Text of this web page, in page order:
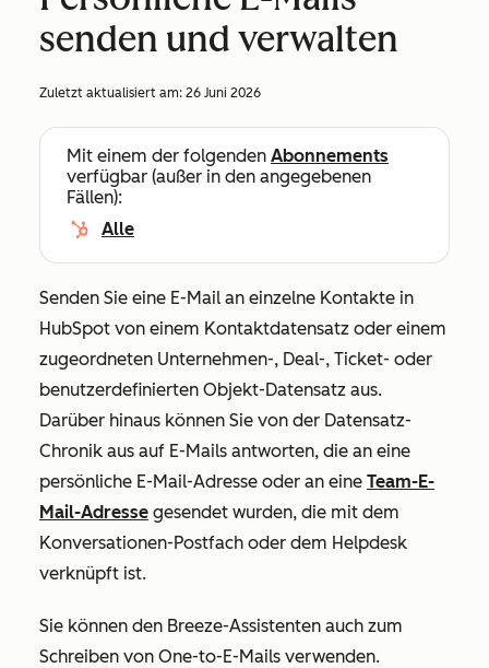
senden und verwalten
Zuletzt aktualisiert am: 26 Juni 2026
Mit einem der folgenden Abonnements
verfügbar (außer in den angegebenen
Fällen):
Alle
Senden Sie eine E-Mail an einzelne Kontakte in
HubSpot von einem Kontaktdatensatz oder einem
zugeordneten Unternehmen-, Deal-, Ticket- oder
benutzerdefinierten Objekt-Datensatz aus.
Darüber hinaus können Sie von der Datensatz-
Chronik aus auf E-Mails antworten, die an eine
persönliche E-Mail-Adresse oder an eine Team-E-
Mail-Adresse gesendet wurden, die mit dem
Konversationen-Postfach oder dem Helpdesk
verknüpft ist.
Sie können den Breeze-Assistenten auch zum
Schreiben von One-to-E-Mails verwenden.